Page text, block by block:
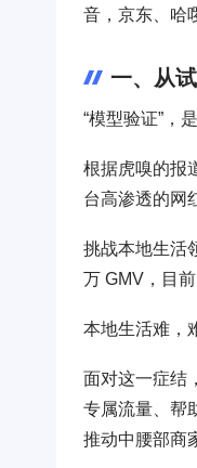
音，京东、哈
一、从
“模型验证”，
根据虎嗅的报
台高渗透的网
挑战本地生活
万 GMV，目
本地生活难，
面对这一症结
专属流量、帮
推动中腰部商